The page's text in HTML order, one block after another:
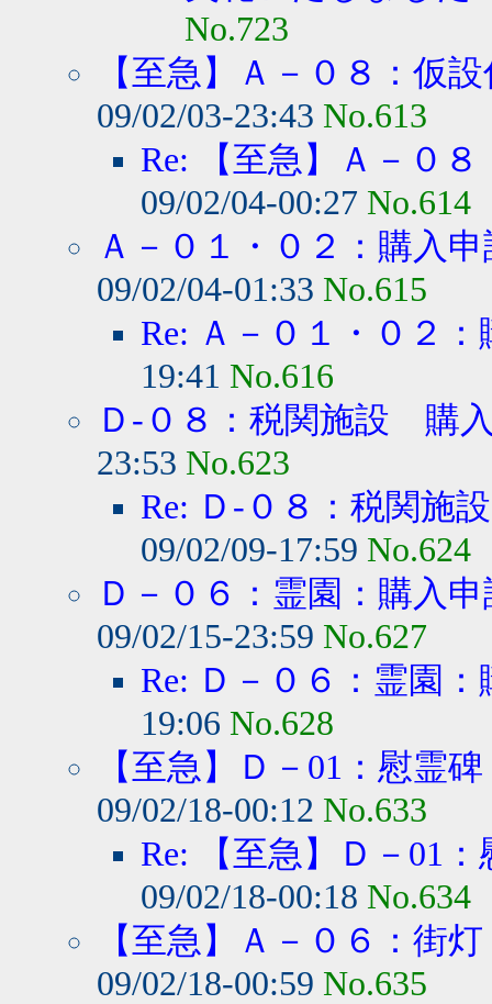
No.723
【至急】Ａ－０８：仮
09/02/03-23:43 No.613
Re: 【至急】Ａ－０
09/02/04-00:27 No.614
Ａ－０１・０２：購入申
09/02/04-01:33 No.615
Re: Ａ－０１・０２：
19:41 No.616
Ｄ-０８：税関施設 購
23:53 No.623
Re: Ｄ-０８：税関施
09/02/09-17:59 No.624
Ｄ－０６：霊園：購入申
09/02/15-23:59 No.627
Re: Ｄ－０６：霊園：
19:06 No.628
【至急】Ｄ－01：慰霊
09/02/18-00:12 No.633
Re: 【至急】Ｄ－01：
09/02/18-00:18 No.634
【至急】Ａ－０６：街
09/02/18-00:59 No.635